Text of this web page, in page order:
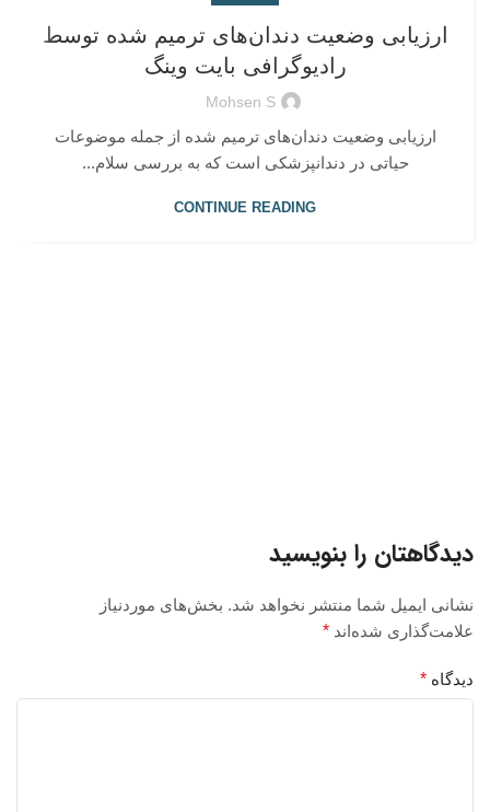
ارزیابی وضعیت دندان‌های ترمیم شده توسط
رادیوگرافی بایت وینگ
Mohsen S
ارزیابی وضعیت دندان‌های ترمیم شده از جمله موضوعات
حیاتی در دندانپزشکی است که به بررسی سلام...
CONTINUE READING
دیدگاهتان را بنویسید
نشانی ایمیل شما منتشر نخواهد شد. بخش‌های موردنیاز
علامت‌گذاری شده‌اند *
دیدگاه *